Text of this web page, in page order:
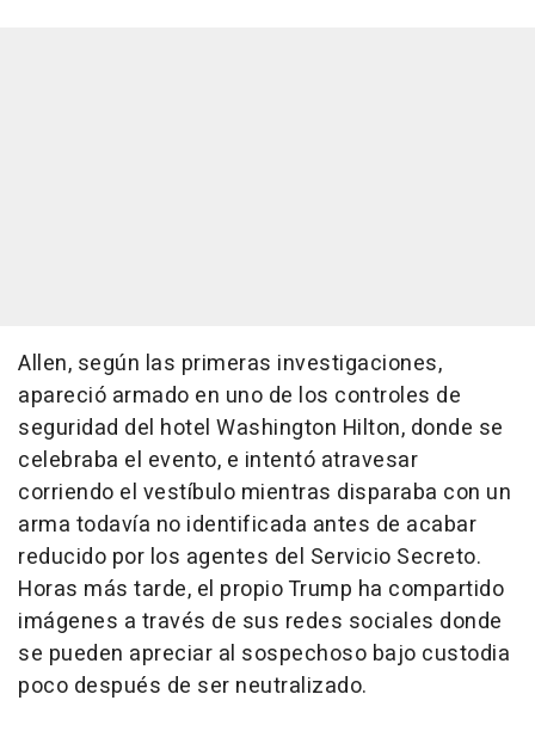
Allen, según las primeras investigaciones,
apareció armado en uno de los controles de
seguridad del hotel Washington Hilton, donde se
celebraba el evento, e intentó atravesar
corriendo el vestíbulo mientras disparaba con un
arma todavía no identificada antes de acabar
reducido por los agentes del Servicio Secreto.
Horas más tarde, el propio Trump ha compartido
imágenes a través de sus redes sociales donde
se pueden apreciar al sospechoso bajo custodia
poco después de ser neutralizado.